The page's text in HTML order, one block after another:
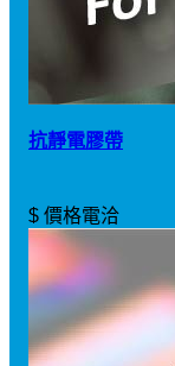
抗靜電膠帶
$ 價格電洽